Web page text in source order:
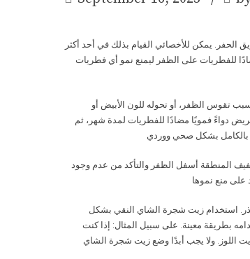
يمكن للأخصائي القيام بذلك في أحد أكثر
للفطريات على الظفر ليمنع نمو أي فطريات
تقوس الظفر، أو تحوله للون الأبيض أو
دواءً فمويًا مضادًا للفطريات لمدة شهر، ثم
المنطقة أسفل الظفر والتأكد من عدم وجود
استخدام زيت شجرة الشاي النقي بشكل
بطريقة معينة. على سبيل المثال: إذا كنت
ولا يجب أبدًا وضع زيت شجرة الشاي